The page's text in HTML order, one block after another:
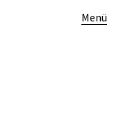
Menü